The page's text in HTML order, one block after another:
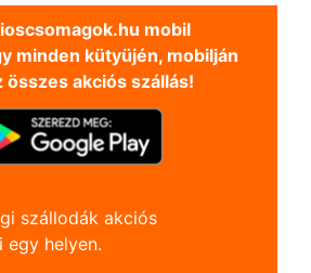
mobil
minden kütyüjén, mobilján
összes akciós szállás!
szállodák akciós
egy helyen.